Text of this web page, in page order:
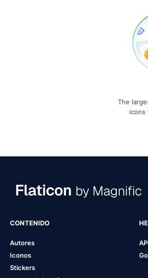
The
icons
CONTENIDO
Autores
Iconos
Stickers